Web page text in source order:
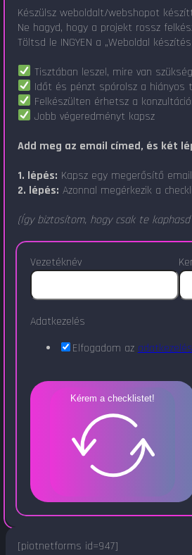
Készülsz weboldalt/webshopot
Ne hagyd, hogy a projekt rossz
Töltsd le INGYEN a „Weboldal
Tisztában leszel, mire van
Időt és pénzt spórolsz a hiányos
Felkészülten érhetsz a
Jobb végeredményt kapsz
Add meg az email címed, és két
1. lépés: Kapsz egy megerősítő
2. lépés: Azonnal megérkezik a
(Így biztosítom, hogy csak te
Vezetéknév
Adatkezelés
Elfogadom az
Kérem a checklistet!
[piotnetforms id=947]